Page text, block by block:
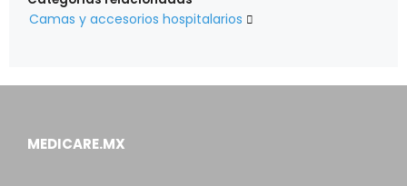
Camas y accesorios hospitalarios 
MEDICARE.MX